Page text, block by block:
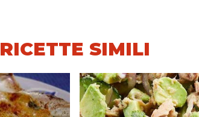
RICETTE SIMILI